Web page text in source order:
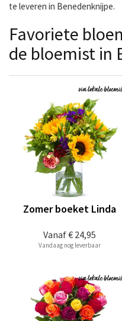
te leveren in Benedenknijpe.
Favoriete
de bloemist in
Vanaf€ 24,95
Zomer boeket Linda
Vandaag nog leverbaar